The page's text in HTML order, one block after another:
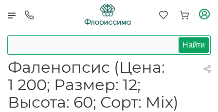
Найти
Фаленопсис (Цена:
1 200; Размер: 12;
Высота: 60; Сорт: Mix)